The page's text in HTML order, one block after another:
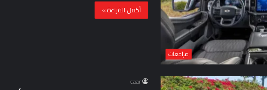
مراجعات
أكمل القراءة »
caar